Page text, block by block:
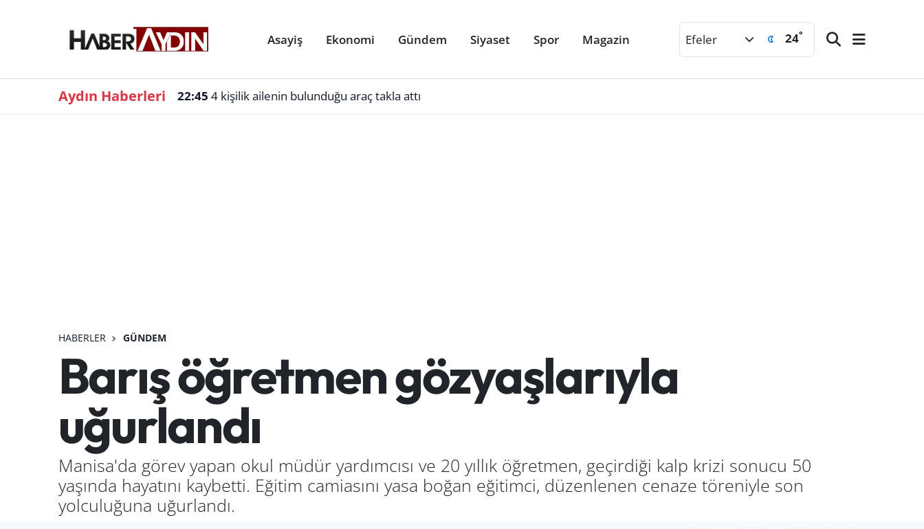
Asayiş Ekonomi Gündem Siyaset Spor Magazin Efeler 24°
Aydın Haberleri 22:45 4 kişilik ailenin bulunduğu araç takla attı
HABERLER GÜNDEM
Barış öğretmen gözyaşlarıyla
uğurlandı
Manisa'da görev yapan okul müdür yardımcısı ve 20 yıllık öğretmen, geçirdiği kalp krizi sonucu 50
yaşında hayatını kaybetti. Eğitim camiasını yasa boğan eğitimci, düzenlenen cenaze töreniyle son
yolculuğuna uğurlandı.